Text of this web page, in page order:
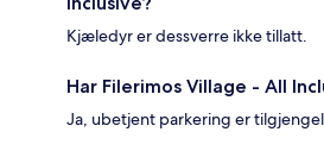
Kjæledyr er dessverre ikke tillatt.
Har Filerimos Village - All
Ja, ubetjent parkering er